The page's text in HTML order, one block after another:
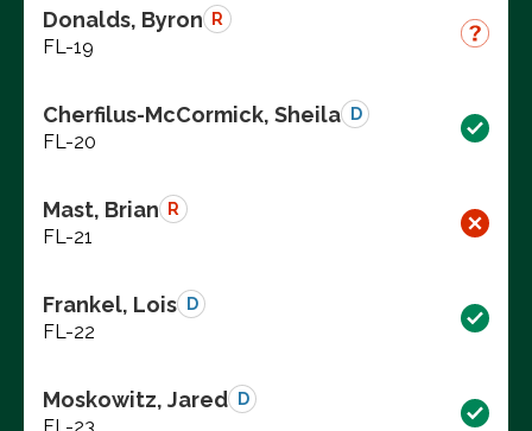
Donalds, Byron R
FL-19
Cherfilus-McCormick, Sheila D
FL-20
Mast, Brian R
FL-21
Frankel, Lois D
FL-22
Moskowitz, Jared D